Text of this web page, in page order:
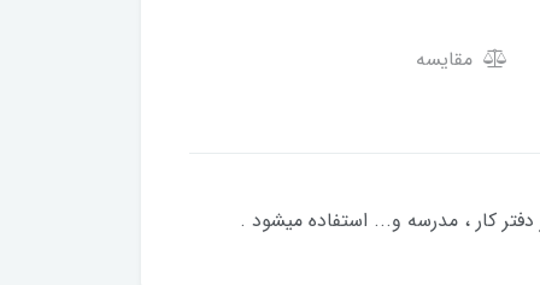
مقایسه
کار ، مدرسه و... استفاده میشود .